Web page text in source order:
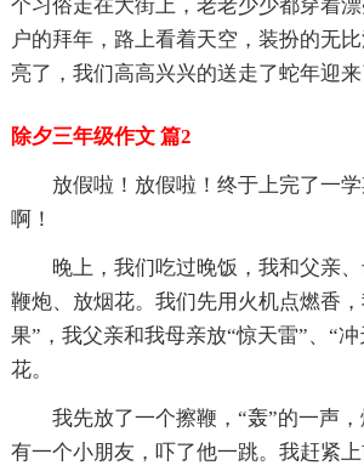
个习俗走在大街上，老老少少都穿着
户的拜年，路上看着天空，装扮的无
亮了，我们高高兴兴的送走了蛇年迎来
除夕三年级作文 篇2
放假啦！放假啦！终于上完了一
啊！
晚上，我们吃过晚饭，我和父亲
鞭炮、放烟花。我们先用火机点燃香
果”，我父亲和我母亲放“惊天雷”、“
花。
我先放了一个擦鞭，“轰”的一声
有一个小朋友，吓了他一跳。我赶紧